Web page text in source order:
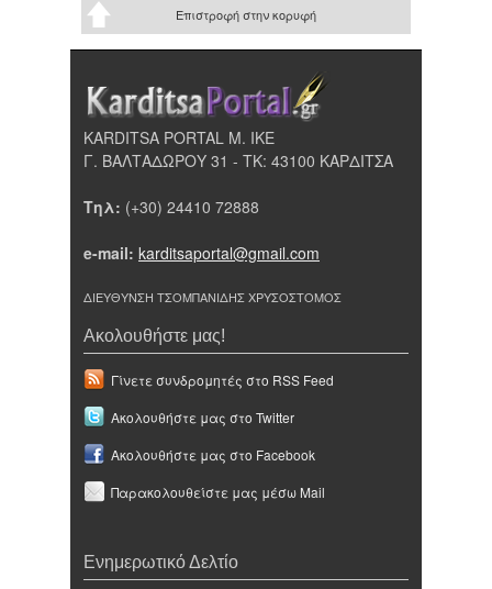
Επιστροφή στην κορυφή
KARDITSA PORTAL Μ. ΙΚΕ
Γ. ΒΑΛΤΑΔΩΡΟΥ 31 - ΤΚ: 43100 ΚΑΡΔΙΤΣΑ
Τηλ: (+30) 24410 72888
e-mail: karditsaportal@gmail.com
ΔΙΕΥΘΥΝΣΗ ΤΣΟΜΠΑΝΙΔΗΣ ΧΡΥΣΟΣΤΟΜΟΣ
Ακολουθήστε μας!
Γίνετε συνδρομητές στο RSS Feed
Ακολουθήστε μας στο Twitter
Ακολουθήστε μας στο Facebook
Παρακολουθείστε μας μέσω Mail
Ενημερωτικό Δελτίο